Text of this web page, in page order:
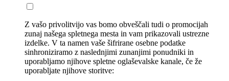
Z vašo privolitvijo vas bomo obveščali tudi o promocijah
zunaj našega spletnega mesta in vam prikazovali ustrezne
izdelke. V ta namen vaše šifrirane osebne podatke
sinhroniziramo z naslednjimi zunanjimi ponudniki in
uporabljamo njihove spletne oglaševalske kanale, če že
uporabljate njihove storitve: